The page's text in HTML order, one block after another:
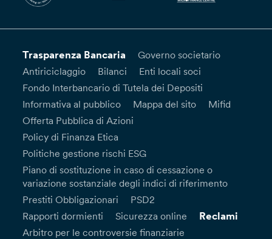
Trasparenza Bancaria
Governo societario
Antiriciclaggio
Bilanci
Enti locali soci
Fondo Interbancario di Tutela dei Depositi
Informativa al pubblico
Mappa del sito
Mifid
Offerta Pubblica di Azioni
Policy di Finanza Etica
Politiche gestione rischi ESG
Piano di sostituzione in caso di cessazione o
variazione sostanziale degli indici di riferimento
Prestiti Obbligazionari
PSD2
Rapporti dormienti
Sicurezza online Reclami
Arbitro per le controversie finanziarie